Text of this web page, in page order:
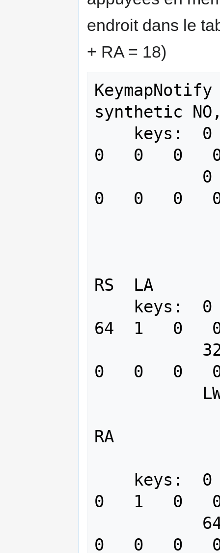
endroit dans le
+ RA = 18)
synthetic
0   0   0
0   0   0
RS  LA
64  1   0
0   0   0
RA
0   1   0
0   0   0